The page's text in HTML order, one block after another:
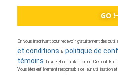
GO !
En vous inscrivant pour recevoir gratuitement des
et conditions, la politique de
témoins du site et de la plateforme. Ces outils et
Vous êtes entièrement responsable de leur utilisation